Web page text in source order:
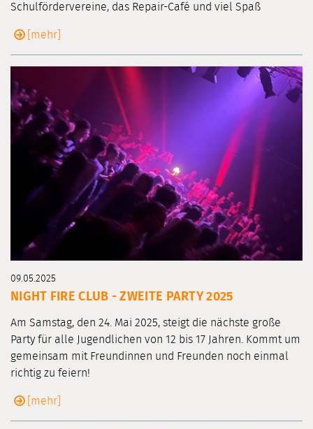
Schulfördervereine, das Repair-Café und viel Spaß
[mehr]
09.05.2025
NIGHT FIRE CLUB - ZWEITE PARTY 2025
Am Samstag, den 24. Mai 2025, steigt die nächste große
Party für alle Jugendlichen von 12 bis 17 Jahren. Kommt um
gemeinsam mit Freundinnen und Freunden noch einmal
richtig zu feiern!
[mehr]